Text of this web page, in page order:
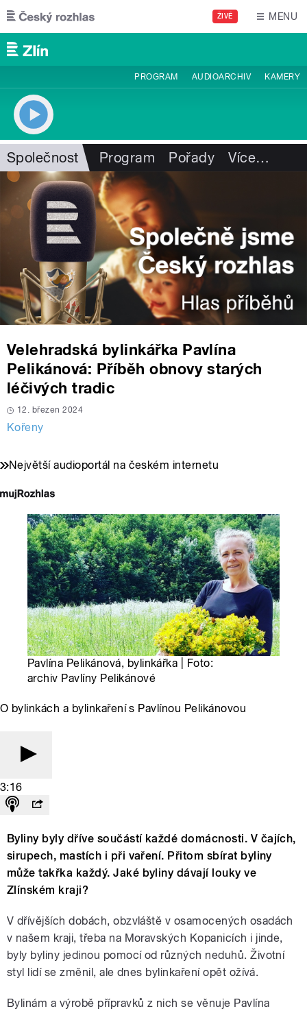
Přejít k hlavnímu obsahu
ŽIVĚ MENU
PROGRAM AUDIOARCHIV KAMERY
Společnost Program Pořady Více…
Velehradská bylinkářka Pavlína
Pelikánová: Příběh obnovy starých
léčivých tradic
12. březen 2024
Kořeny
Největší audioportál na českém internetu
Pavlína Pelikánová, bylinkářka | Foto:
archiv Pavlíny Pelikánové
O bylinkách a bylinkaření s Pavlínou Pelikánovou
3:16
Byliny byly dříve součástí každé domácnosti. V čajích,
sirupech, mastích i při vaření. Přitom sbírat byliny
může takřka každý. Jaké byliny dávají louky ve
Zlínském kraji?
V dřívějších dobách, obzvláště v osamocených osadách
v našem kraji, třeba na Moravských Kopanicích i jinde,
byly byliny jedinou pomocí od různých neduhů. Životní
styl lidí se změnil, ale dnes bylinkaření opět ožívá.
Bylinám a výrobě přípravků z nich se věnuje Pavlína